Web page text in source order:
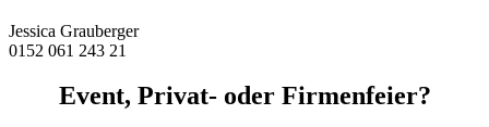
Jessica Grauberger
0152 061 243 21
Event, Privat- oder Firmenfeier?